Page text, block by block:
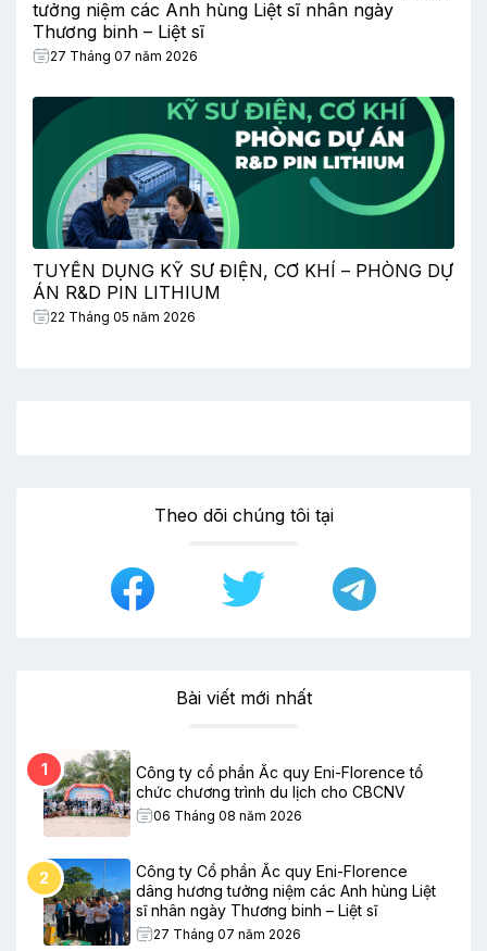
tưởng niệm các Anh hùng Liệt sĩ nhân ngày
Thương binh – Liệt sĩ
27 Tháng 07 năm 2026
TUYỂN DỤNG KỸ SƯ ĐIỆN, CƠ KHÍ – PHÒNG DỰ
ÁN R&D PIN LITHIUM
22 Tháng 05 năm 2026
Theo dõi chúng tôi tại
Bài viết mới nhất
1
Công ty cổ phần Ắc quy Eni-Florence tổ
chức chương trình du lịch cho CBCNV
06 Tháng 08 năm 2026
2
Công ty Cổ phần Ắc quy Eni-Florence
dâng hương tưởng niệm các Anh hùng Liệt
sĩ nhân ngày Thương binh – Liệt sĩ
27 Tháng 07 năm 2026